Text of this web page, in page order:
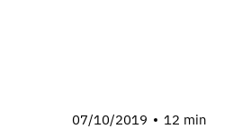
07/10/2019 12 min